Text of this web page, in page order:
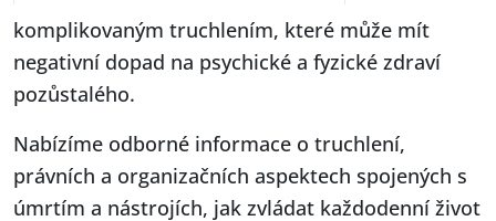
komplikovaným truchlením, které může mít
negativní dopad na psychické a fyzické zdraví
pozůstalého.
Nabízíme odborné informace o truchlení,
právních a organizačních aspektech spojených s
úmrtím a nástrojích, jak zvládat každodenní život